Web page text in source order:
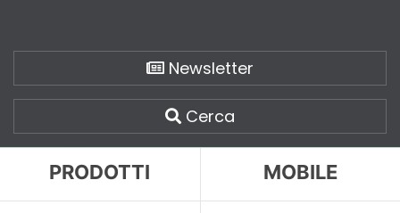
Newsletter
Cerca
PRODOTTI MOBILE